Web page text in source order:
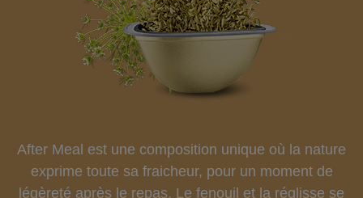
After Meal est une composition unique où la nature
exprime toute sa fraicheur, pour un moment de
légèreté après le repas. Le fenouil et la réglisse se